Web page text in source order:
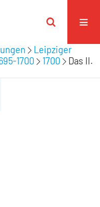
Leipziger
1700
1700
Das II.